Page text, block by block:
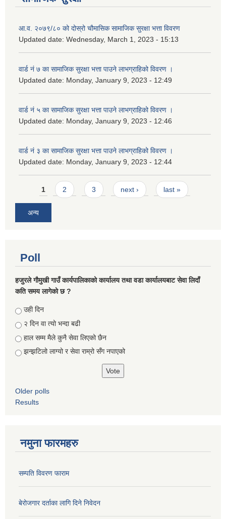
आ.व. २०७९/८० को दोस्रो चौमासिक सामाजिक सुरक्षा भत्ता विवरण
Updated date: Wednesday, March 1, 2023 - 15:13
वार्ड नं ७ का सामाजिक सुरक्षा भत्ता पाउने लाभग्राहिको विवरण ।
Updated date: Monday, January 9, 2023 - 12:49
वार्ड नं ५ का सामाजिक सुरक्षा भत्ता पाउने लाभग्राहिको विवरण ।
Updated date: Monday, January 9, 2023 - 12:46
वार्ड नं ३ का सामाजिक सुरक्षा भत्ता पाउने लाभग्राहिको विवरण ।
Updated date: Monday, January 9, 2023 - 12:44
Pages
1 2 3 next › last »
अन्य
Poll
हजुरले गौमुखी गाउँ कार्यपालिकाको कार्यालय तथा वडा कार्यालयबाट सेवा लिदाँ
कति समय लागेको छ ?
Choices
उही दिन
२ दिन वा त्यो भन्दा बढी
हाल सम्म मैले कुनै सेवा लिएको छैन
झन्झटिलो लाग्यो र सेवा राम्रो सँग नपाएको
Older polls
Results
नमुना फारमहरु
सम्पति विवरण फाराम
बेरोजगार दर्ताका लागि दिने निवेदन